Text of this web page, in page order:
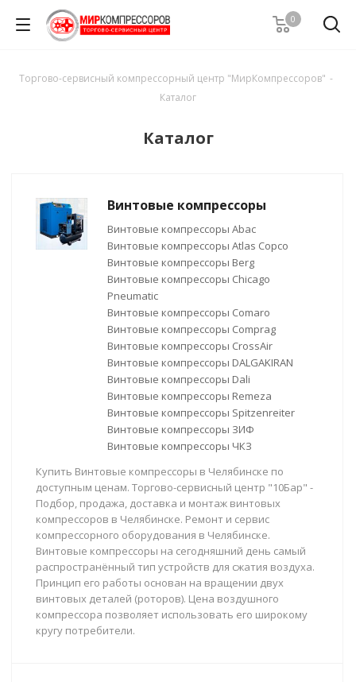
0
Торгово-сервисный компрессорный центр "МирКомпрессоров" -
Каталог
Каталог
Винтовые компрессоры
Винтовые компрессоры Abac
Винтовые компрессоры Atlas Copco
Винтовые компрессоры Berg
Винтовые компрессоры Chicago
Pneumatic
Винтовые компрессоры Comaro
Винтовые компрессоры Comprag
Винтовые компрессоры CrossAir
Винтовые компрессоры DALGAKIRAN
Винтовые компрессоры Dali
Винтовые компрессоры Remeza
Винтовые компрессоры Spitzenreiter
Винтовые компрессоры ЗИФ
Винтовые компрессоры ЧКЗ
Купить Винтовые компрессоры в Челябинске по
доступным ценам. Торгово-сервисный центр "10Бар" -
Подбор, продажа, доставка и монтаж винтовых
компрессоров в Челябинске. Ремонт и сервис
компрессорного оборудования в Челябинске.
Винтовые компрессоры на сегодняшний день самый
распространённый тип устройств для сжатия воздуха.
Принцип его работы основан на вращении двух
винтовых деталей (роторов). Цена воздушного
компрессора позволяет использовать его широкому
кругу потребители.